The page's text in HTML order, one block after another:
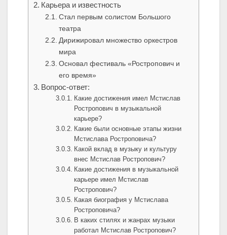
Карьера и известность
Стал первым солистом Большого
театра
Дирижировал множество оркестров
мира
Основал фестиваль «Ростропович и
его время»
Вопрос-ответ:
Какие достижения имел Мстислав
Ростропович в музыкальной
карьере?
Какие были основные этапы жизни
Мстислава Ростроповича?
Какой вклад в музыку и культуру
внес Мстислав Ростропович?
Какие достижения в музыкальной
карьере имел Мстислав
Ростропович?
Какая биография у Мстислава
Ростроповича?
В каких стилях и жанрах музыки
работал Мстислав Ростропович?